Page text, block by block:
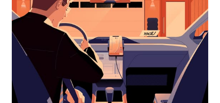
dato.
Trykk
på
Esc-
knappen
kalenderen.